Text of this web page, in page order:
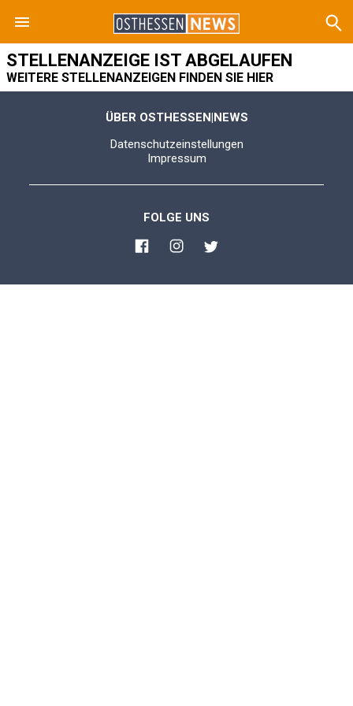
STELLENANZEIGE IST ABGELAUFEN
WEITERE STELLENANZEIGEN FINDEN SIE HIER
ÜBER OSTHESSEN|NEWS
Datenschutzeinstellungen
Impressum
FOLGE UNS